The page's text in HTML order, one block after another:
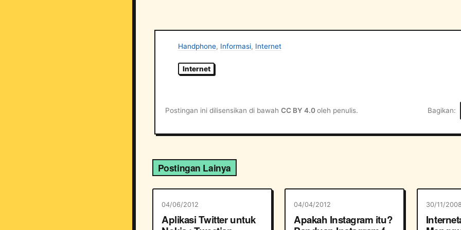
Handphone, Informasi, Internet
Internet
Postingan ini dilisensikan di bawahCC BY 4.0oleh penulis. Bagikan
Postingan Lainya
04/06/2012
Aplikasi Twitter untuk
04/04/2012
Apakah Instagram itu?
30/11/2008